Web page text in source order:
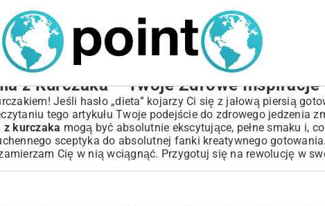
z Kurczaka – Twoje Zdrowe Inspiracje
Jeśli hasło „dieta” kojarzy Ci się z jałową piersią
tego artykułu Twoje podejście do zdrowego jedzenia
z kurczaka mogą być absolutnie ekscytujące, pełne smaku i,
sceptyka do absolutnej fanki kreatywnego
Cię w nią wciągnąć. Przygotuj się na rewolucję w